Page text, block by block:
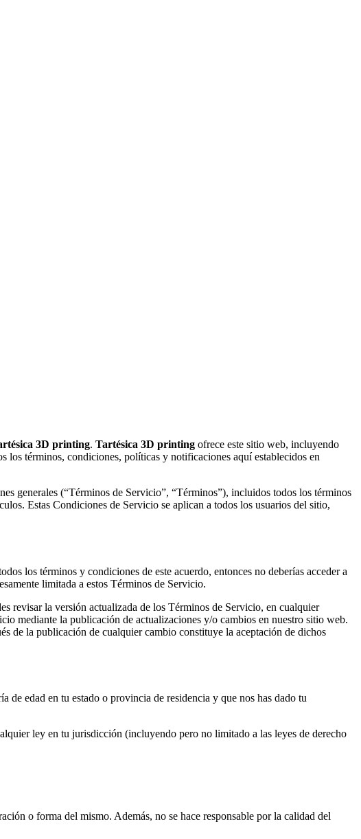
3D printing. Tartésica 3D printing ofrece este sitio web, incluyendo
los términos, condiciones, políticas y notificaciones aquí establecidos en
generales (“Términos de Servicio”, “Términos”), incluidos todos los términos
Estas Condiciones de Servicio se aplican a todos los usuarios del sitio,
los términos y condiciones de este acuerdo, entonces no deberías acceder a
limitada a estos Términos de Servicio.
revisar la versión actualizada de los Términos de Servicio, en cualquier
mediante la publicación de actualizaciones y/o cambios en nuestro sitio web.
de la publicación de cualquier cambio constituye la aceptación de dichos
de edad en tu estado o provincia de residencia y que nos has dado tu
ley en tu jurisdicción (incluyendo pero no limitado a las leyes de derecho
o forma del mismo. Además, no se hace responsable por la calidad del